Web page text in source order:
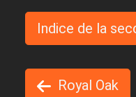
Indice de la
Royal Oak